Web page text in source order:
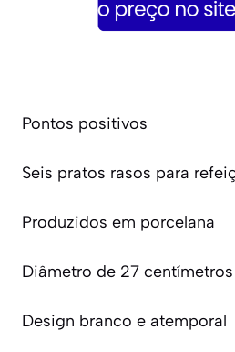
Pontos positivos
Seis pratos rasos para
Produzidos em porcelana
Diâmetro de 27 centímetros
Design branco e atemporal